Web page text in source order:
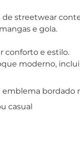
de streetwear
e gola.
conforto e estilo.
moderno,
emblema bordado
casual